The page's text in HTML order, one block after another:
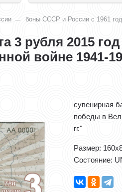
боны СССР и России с 1961
3 рубля 2015
войне 1941-
сувенирная
победы в
гг."
Размер:
Состояние: